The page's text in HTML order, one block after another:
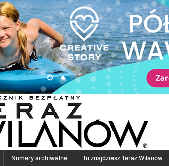
Numery archiwalne Tu znajdziesz Teraz Wilanów